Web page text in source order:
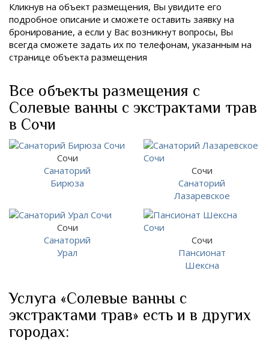
Кликнув на объект размещения, Вы увидите его
подробное описание и сможете оставить заявку на
бронирование, а если у Вас возникнут вопросы, Вы
всегда сможете задать их по телефонам, указанным на
странице объекта размещения
Все объекты размещения с
Солевые ванны с экстрактами трав
в Сочи
Сочи
Санаторий
Бирюза
Сочи
Санаторий
Лазаревское
Сочи
Санаторий
Урал
Сочи
Пансионат
Шексна
Услуга «Солевые ванны с
экстрактами трав» есть и в других
городах: